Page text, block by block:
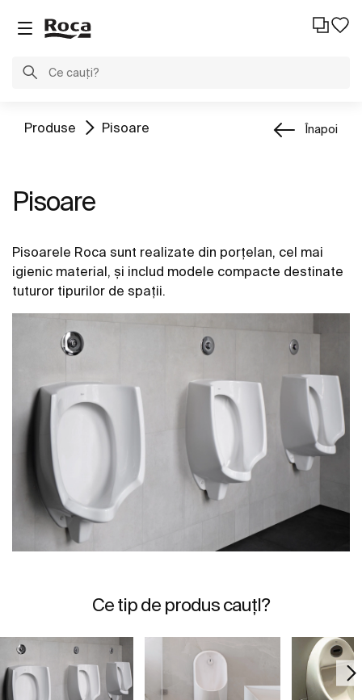
Produse Pisoare Înapoi
Pisoare
Pisoarele Roca sunt realizate din porțelan, cel mai
igienic material, și includ modele compacte destinate
tuturor tipurilor de spații.
Ce tip de produs cauțI?